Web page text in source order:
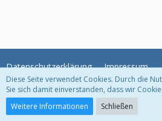
Datenschutzerklärung Impressum
Community-Software:
Diese Seite verwendet Cookies. Durch die
Sie sich damit einverstanden, dass wir
Weitere Informationen
Schließen